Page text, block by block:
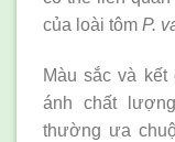
của loài tôm P.
Màu sắc và
ánh chất
thường ưa